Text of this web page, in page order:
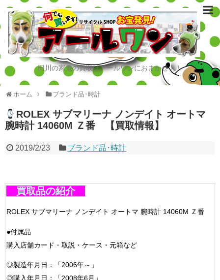
田川の家電の買取はアールワンにおまかせ！！
ホーム ブランド品･時計
ROLEX サブマリーナ ノンデイト オートマ
腕時計 14060M Ｚ番 【買取情報】
2019/2/23 ブランド品･時計
買取品の紹介
ROLEX サブマリーナ ノンデイト オートマ 腕時計 14060M Ｚ番
●付属品
購入店舗カード・取説・ケース・元箱など
◎製造年月日：「2006年～」
◎購入年月日：「2008年6月」